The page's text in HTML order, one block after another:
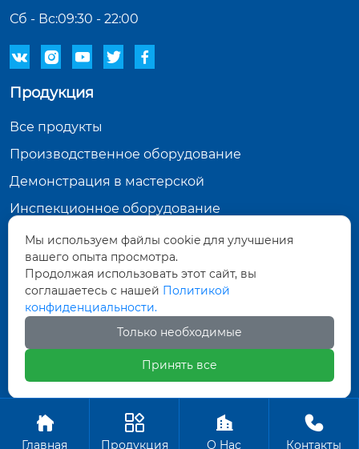
Сб - Вс:09:30 - 22:00
    
Продукция
Все продукты
Производственное оборудование
Демонстрация в мастерской
Инспекционное оборудование
Контактная информация
Тунхуа Группа, промышленный парк по
производству оборудования, город Датун,
провинция Шаньси
571452961@qq.com
+86-18835281156
Машин Производство

Главная

Продукция

О Hас

Контакты
Мы используем файлы cookie для улучшения
вашего опыта просмотра.
Продолжая использовать этот сайт, вы
соглашаетесь с нашей Политикой
конфиденциальности.
Только необходимые
Принять все